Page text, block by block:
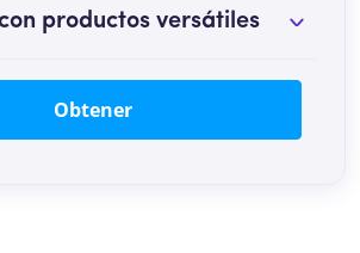
productos versátiles
Obtener